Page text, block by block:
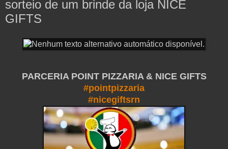
sorteio de um brinde da loja NICE
GIFTS
PARCERIA POINT PIZZARIA & NICE GIFTS
#pointpizzaria
#nicegiftsrn